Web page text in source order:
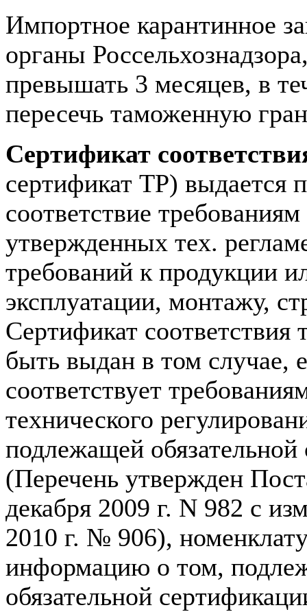
Импортное карантинное
органы
превышать 3 месяцев, в
пересечь таможенную
Сертификат
сертификат ТР) выдается
соответствие
утвержденных тех.
требований к продукции
эксплуатации, монтажу,
Сертификат соответствия
быть выдан в том случае,
соответствует
технического
подлежащей
(Перечень утвержден
декабря 2009 г. N 982 с
2010 г. № 906),
информацию о том,
обязательной